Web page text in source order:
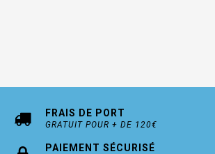
FRAIS DE PORT
GRATUIT POUR + DE 120€
PAIEMENT SÉCURISÉ